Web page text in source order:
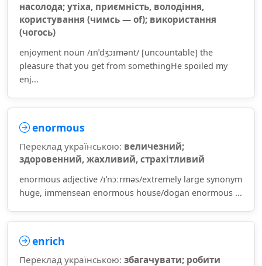
насолода; утіха, приємність, володіння,
користування (чимсь — of); використання
(чогось)
enjoyment noun /ɪnˈdʒɔɪmənt/ [uncountable] the
pleasure that you get from somethingHe spoiled my
enj...
enormous
Переклад українською: величезний;
здоровенний, жахливий, страхітливий
enormous adjective /ɪˈnɔːrməs/extremely large synonym
huge, immensean enormous house/dogan enormous ...
enrich
Переклад українською: збагачувати; робити